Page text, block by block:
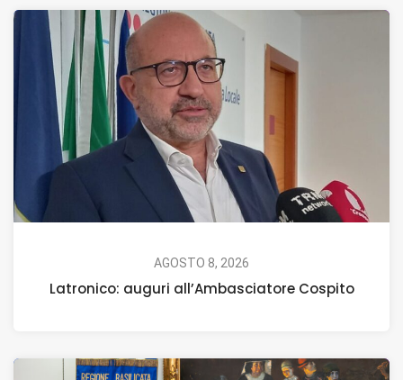
AGOSTO 8, 2026
Latronico: auguri all’Ambasciatore Cospito